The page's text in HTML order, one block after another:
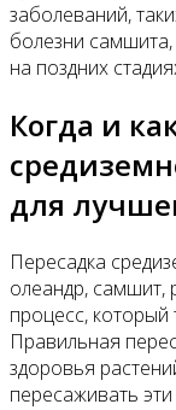
заболеваний,
болезни
на поздних
Когда и
для
Пересадка
олеандр, самшит,
процесс, который
Правильная
здоровья
пересаживать эти